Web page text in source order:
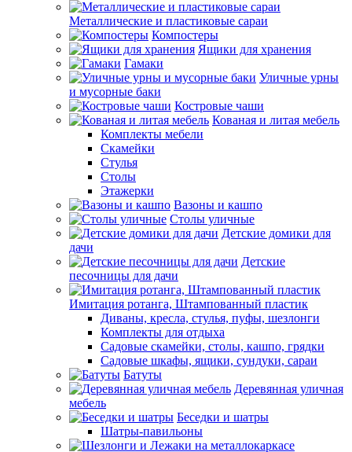
Металлические и пластиковые сараи
Компостеры
Ящики для хранения
Гамаки
Уличные урны
и мусорные баки
Костровые чаши
Кованая и литая мебель
Комплекты мебели
Скамейки
Стулья
Столы
Этажерки
Вазоны и кашпо
Столы уличные
Детские домики для
дачи
Детские
песочницы для дачи
Имитация ротанга, Штампованный пластик
Диваны, кресла, стулья, пуфы, шезлонги
Комплекты для отдыха
Садовые скамейки, столы, кашпо, грядки
Садовые шкафы, ящики, сундуки, сараи
Батуты
Деревянная уличная
мебель
Беседки и шатры
Шатры-павильоны